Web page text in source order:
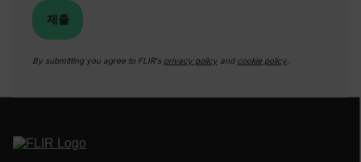
제출
By submitting you agree to FLIR's privacy policy and cookie policy
OpenIdConnect.nonce.